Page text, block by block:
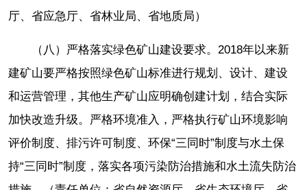
厅、省应急厅、省林业局、省地质局）
（八）严格落实绿色矿山建设要求。2018年以来新
建矿山要严格按照绿色矿山标准进行规划、设计、建设
和运营管理，其他生产矿山应明确创建计划，结合实际
加快改造升级。严格环境准入，严格执行矿山环境影响
评价制度、排污许可制度、环保“三同时”制度与水土保
持“三同时”制度，落实各项污染防治措施和水土流失防治